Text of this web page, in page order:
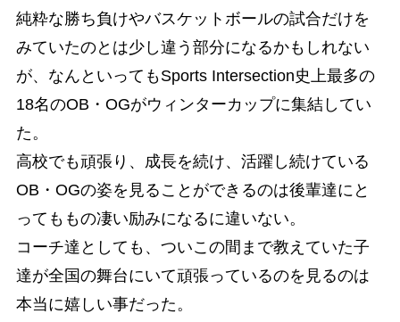
純粋な勝ち負けやバスケットボールの試合だけを
みていたのとは少し違う部分になるかもしれない
が、なんといってもSports Intersection史上最多の
18名のOB・OGがウィンターカップに集結してい
た。
高校でも頑張り、成長を続け、活躍し続けている
OB・OGの姿を見ることができるのは後輩達にと
ってももの凄い励みになるに違いない。
コーチ達としても、ついこの間まで教えていた子
達が全国の舞台にいて頑張っているのを見るのは
本当に嬉しい事だった。